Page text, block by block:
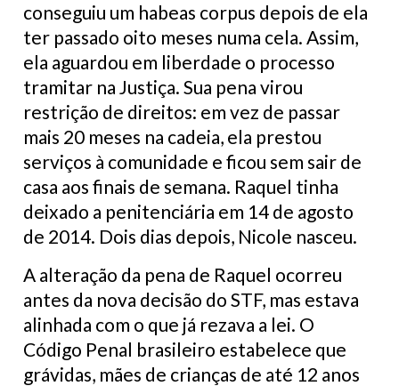
conseguiu um habeas corpus depois de ela
ter passado oito meses numa cela. Assim,
ela aguardou em liberdade o processo
tramitar na Justiça. Sua pena virou
restrição de direitos: em vez de passar
mais 20 meses na cadeia, ela prestou
serviços à comunidade e ficou sem sair de
casa aos finais de semana. Raquel tinha
deixado a penitenciária em 14 de agosto
de 2014. Dois dias depois, Nicole nasceu.
A alteração da pena de Raquel ocorreu
antes da nova decisão do STF, mas estava
alinhada com o que já rezava a lei. O
Código Penal brasileiro estabelece que
grávidas, mães de crianças de até 12 anos